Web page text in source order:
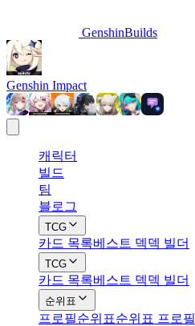
GenshinBuilds
Genshin Impact
캐릭터
빌드
팀
블로그
TCG
카드 목록베스트 덱덱 빌더
TCG
카드 목록베스트 덱덱 빌더
순위표
프로필순위표순위표 프로필